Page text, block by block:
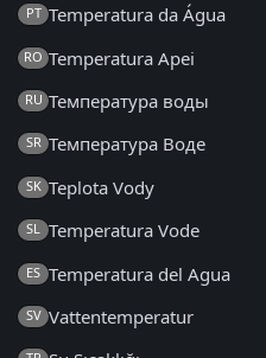
PT Temperatura da Água
RO Temperatura Apei
RU Температура воды
SR Температура Воде
SK Teplota Vody
SL Temperatura Vode
ES Temperatura del Agua
SV Vattentemperatur